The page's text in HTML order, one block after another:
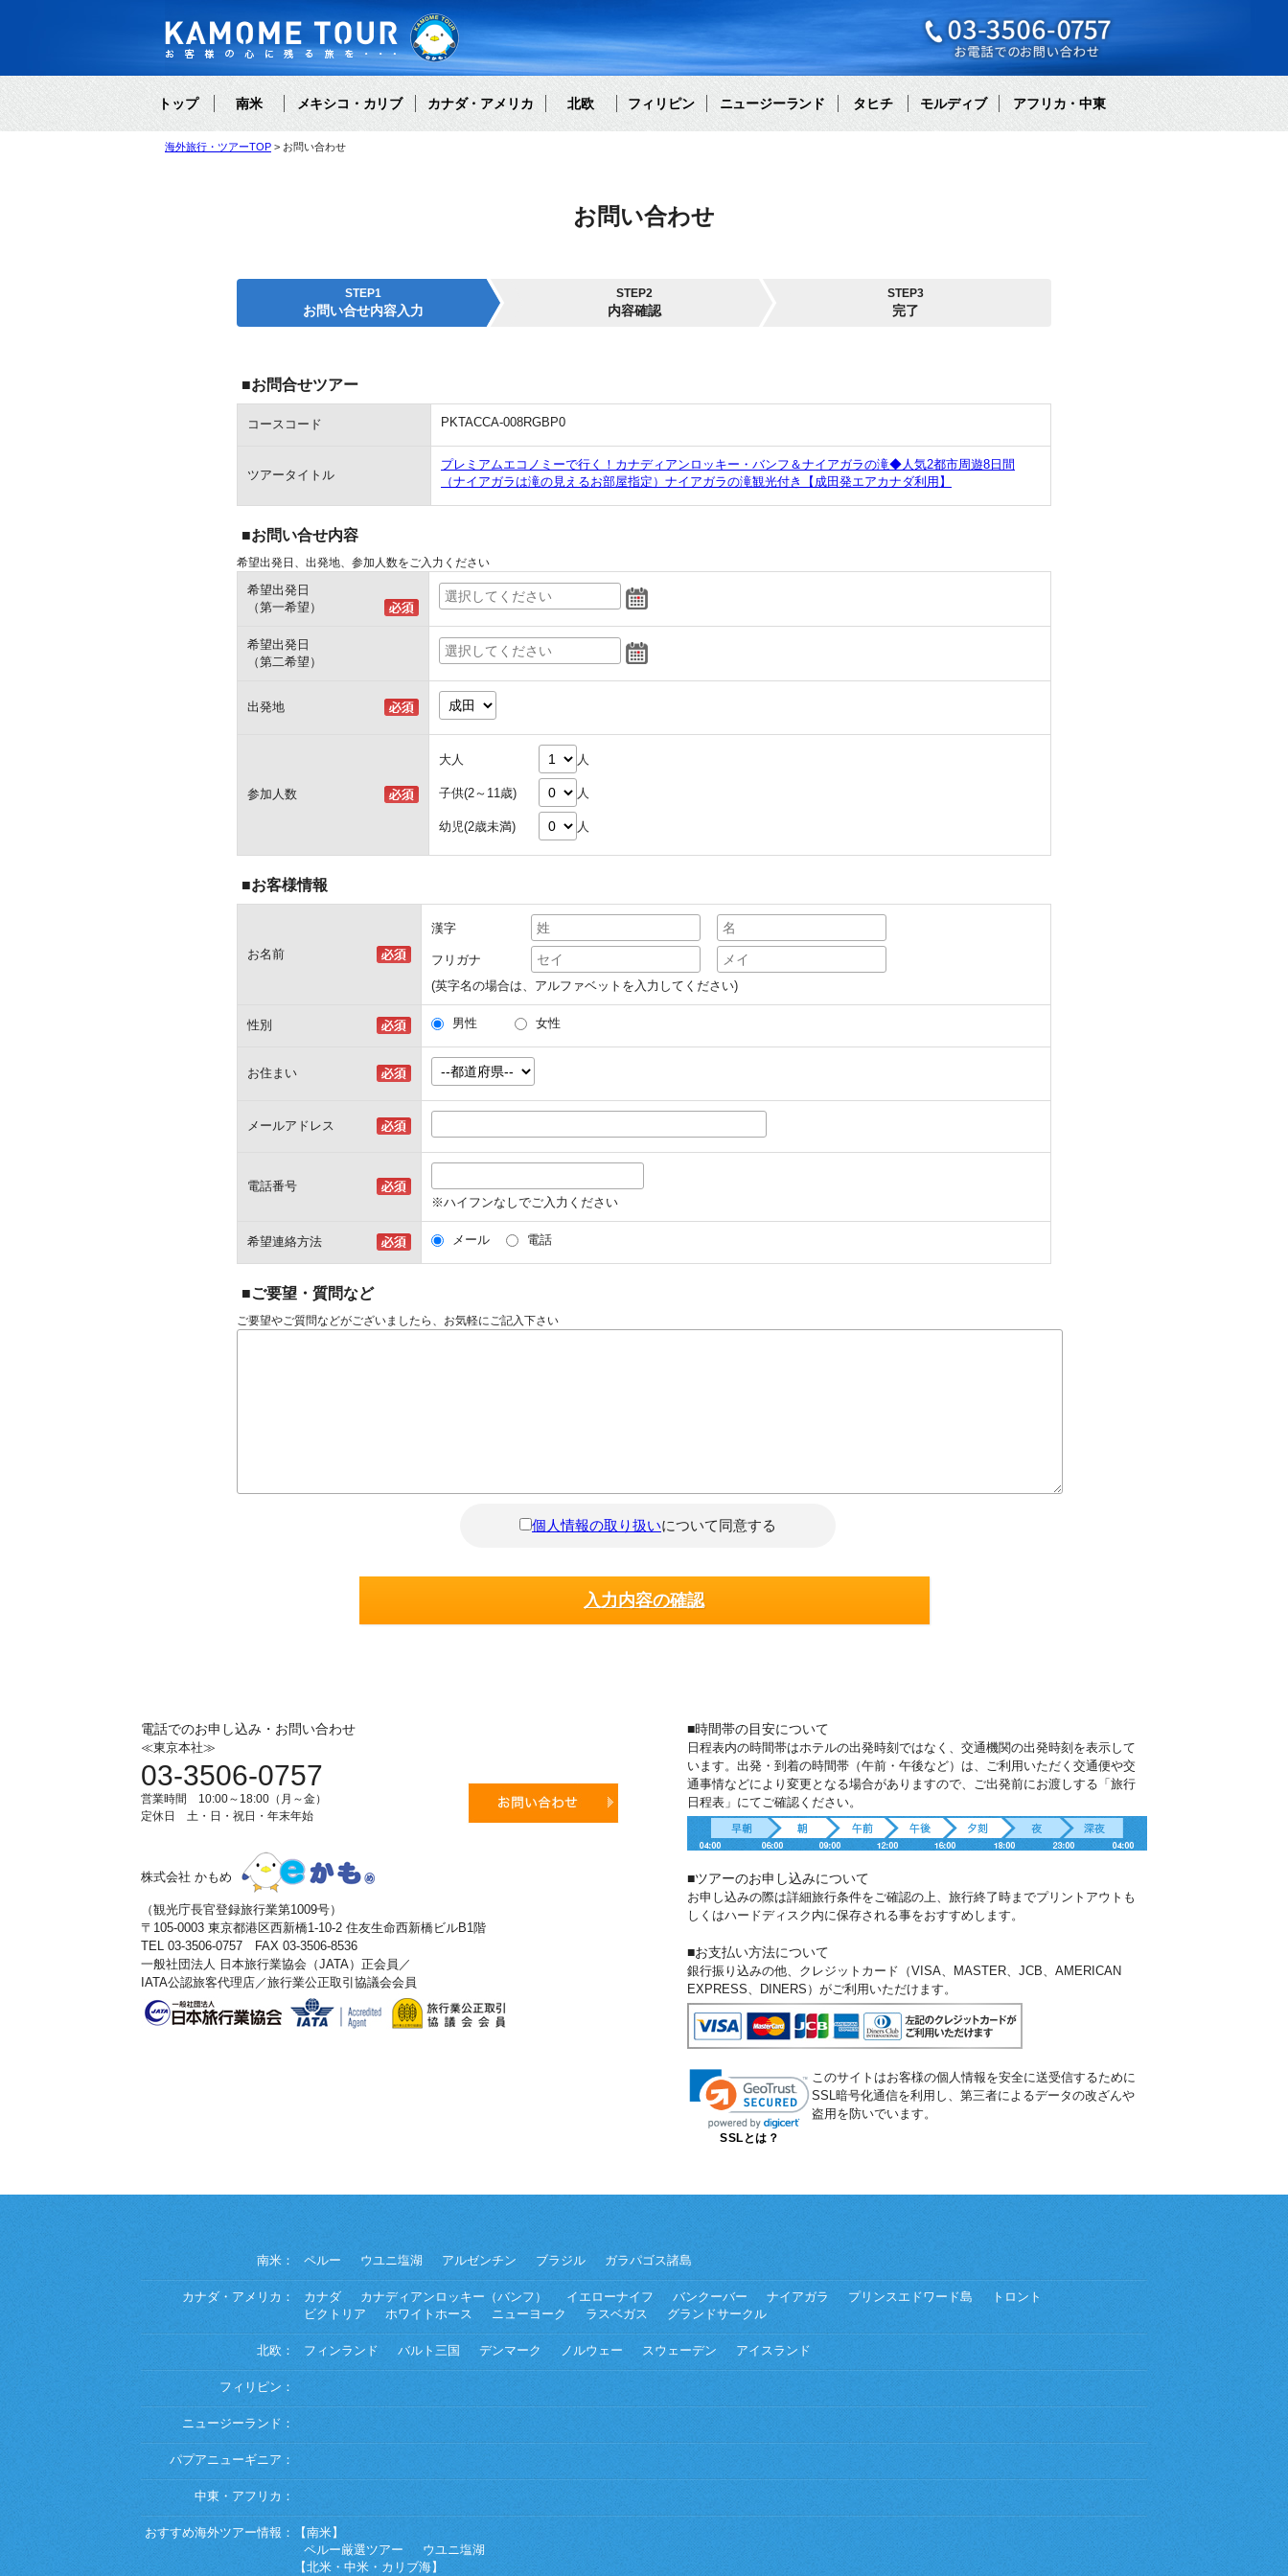
トップ 南米 メキシコ・カリブ カナダ・アメリカ 北欧 フィリピン ニュージーランド タヒチ モルディブ アフリカ・中東
海外旅行・ツアーTOP お問い合わせ
お問い合わせ
STEP1
お問い合せ内容入力
STEP2
内容確認
STEP3
完了
■お問合せツアー
コースコード PKTACCA-008RGBP0
ツアータイトル
プレミアムエコノミーで行く！カナディアンロッキー・バンフ＆ナイアガラの滝◆人気2都市周遊8日間
（ナイアガラは滝の見えるお部屋指定）ナイアガラの滝観光付き【成田発エアカナダ利用】
■お問い合せ内容
希望出発日、出発地、参加人数をご入力ください
希望出発日
（第一希望）
希望出発日
（第二希望）
出発地
参加人数
大人 人
子供(2～11歳) 人
幼児(2歳未満) 人
■お客様情報
お名前
漢字
フリガナ
(英字名の場合は、アルファベットを入力してください)
性別 男性 女性
お住まい
メールアドレス
電話番号
※ハイフンなしでご入力ください
希望連絡方法 メール 電話
■ご要望・質問など
ご要望やご質問などがございましたら、お気軽にご記入下さい
個人情報の取り扱いについて同意する
電話でのお申し込み・お問い合わせ
≪東京本社≫
03-3506-0757
営業時間 10:00～18:00（月～金）
定休日 土・日・祝日・年末年始
株式会社 かもめ
（観光庁長官登録旅行業第1009号）
〒105-0003 東京都港区西新橋1-10-2 住友生命西新橋ビルB1階
TEL 03-3506-0757 FAX 03-3506-8536
一般社団法人 日本旅行業協会（JATA）正会員／
IATA公認旅客代理店／旅行業公正取引協議会会員
■時間帯の目安について
日程表内の時間帯はホテルの出発時刻ではなく、交通機関の出発時刻を表示して
います。出発・到着の時間帯（午前・午後など）は、ご利用いただく交通便や交
通事情などにより変更となる場合がありますので、ご出発前にお渡しする「旅行
日程表」にてご確認ください。
■ツアーのお申し込みについて
お申し込みの際は詳細旅行条件をご確認の上、旅行終了時までプリントアウトも
しくはハードディスク内に保存される事をおすすめします。
■お支払い方法について
銀行振り込みの他、クレジットカード（VISA、MASTER、JCB、AMERICAN
EXPRESS、DINERS）がご利用いただけます。
SSLとは？
このサイトはお客様の個人情報を安全に送受信するために
SSL暗号化通信を利用し、第三者によるデータの改ざんや
盗用を防いでいます。
南米： ペルー ウユニ塩湖 アルゼンチン ブラジル ガラパゴス諸島
カナダ・アメリカ： カナダ カナディアンロッキー（バンフ） イエローナイフ バンクーバー ナイアガラ プリンスエドワード島
トロント
ビクトリア
ホワイトホース ニューヨーク ラスベガス グランドサークル
北欧： フィンランド バルト三国 デンマーク ノルウェー スウェーデン アイスランド
フィリピン：
ニュージーランド：
パプアニューギニア：
中東・アフリカ：
おすすめ海外ツアー情報：
【南米】
ペルー厳選ツアー
ウユニ塩湖
【北米・中米・カリブ海】